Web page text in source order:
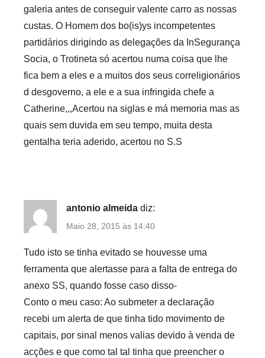
galeria antes de conseguir valente carro as nossas
custas. O Homem dos bo(is)ys incompetentes
partidários dirigindo as delegações da InSegurança
Socia, o Trotineta só acertou numa coisa que lhe
fica bem a eles e a muitos dos seus correligionários
d desgoverno, a ele e a sua infringida chefe a
Catherine,,,Acertou na siglas e má memoria mas as
quais sem duvida em seu tempo, muita desta
gentalha teria aderido, acertou no S.S
antonio almeida diz:
Maio 28, 2015 às 14:40
Tudo isto se tinha evitado se houvesse uma
ferramenta que alertasse para a falta de entrega do
anexo SS, quando fosse caso disso-
Conto o meu caso: Ao submeter a declaração
recebi um alerta de que tinha tido movimento de
capitais, por sinal menos valias devido à venda de
acções e que como tal tal tinha que preencher o